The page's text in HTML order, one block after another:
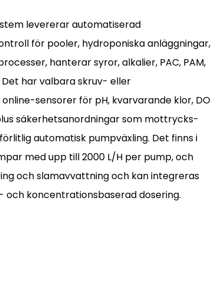
levererar automatiserad
för pooler, hydroponiska anläggningar,
hanterar syror, alkalier, PAC, PAM,
har valbara skruv- eller
sensorer för pH, kvarvarande klor, DO
säkerhetsanordningar som mottrycks-
automatisk pumpväxling. Det finns i
med upp till 2000 L/H per pump, och
och slamavvattning och kan integreras
och koncentrationsbaserad dosering.